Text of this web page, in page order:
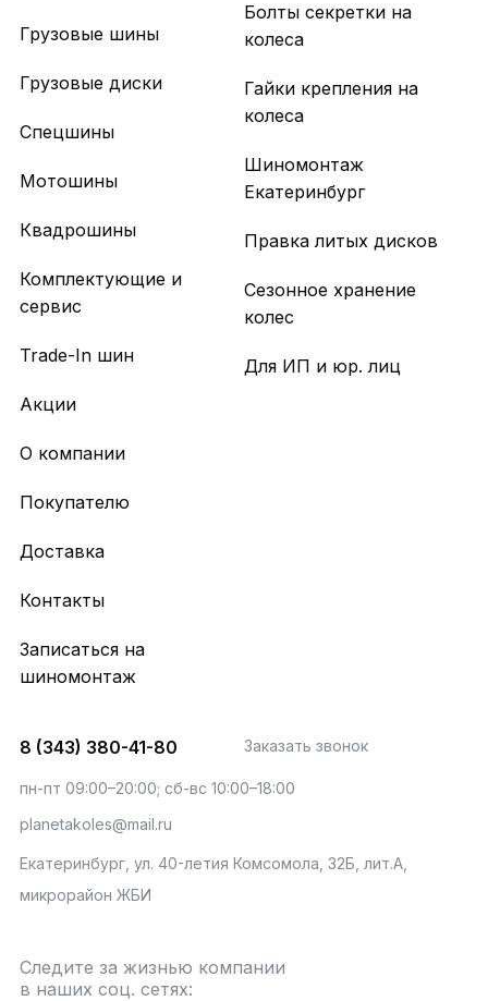
Грузовые шины
Грузовые диски
Спецшины
Мотошины
Квадрошины
Комплектующие и
сервис
Trade-In шин
Акции
Болты секретки на
колеса
Гайки крепления на
колеса
Шиномонтаж
Екатеринбург
Правка литых дисков
Сезонное хранение
колес
Для ИП и юр. лиц
О компании
Покупателю
Доставка
Контакты
Записаться на
шиномонтаж
8 (343) 380-41-80 Заказать звонок
пн-пт 09:00–20:00; сб-вс 10:00–18:00
planetakoles@mail.ru
Екатеринбург, ул. 40-летия Комсомола, 32Б, лит.А,
микрорайон ЖБИ
Следите за жизнью компании
в наших соц. сетях: